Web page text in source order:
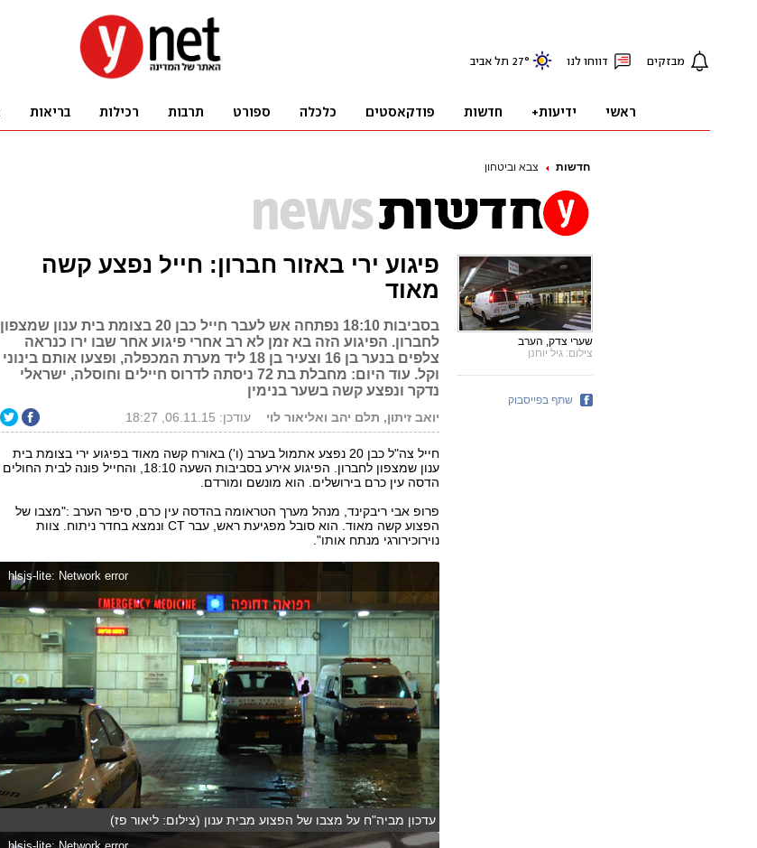
חדשות צבא וביטחון
פיגוע ירי באזור חברון: חייל נפצע קשה
מאוד
בסביבות 18:10 נפתחה אש לעבר חייל כבן 20 בצומת בית ענון שמצפון
לחברון. הפיגוע הזה בא זמן לא רב אחרי פיגוע אחר שבו ירו כנראה
צלפים בנער בן 16 וצעיר בן 18 ליד מערת המכפלה, ופצעו אותם בינוני
וקל. עוד היום: מחבלת בת 72 ניסתה לדרוס חיילים וחוסלה, ישראלי
נדקר ונפצע קשה בשער בנימין
יואב זיתון, תלם יהב ואליאור לוי עודכן: 06.11.15, 18:27
חייל צה"ל כבן 20 נפצע אתמול בערב (ו') באורח קשה מאוד בפיגוע ירי בצומת בית
ענון שמצפון לחברון. הפיגוע אירע בסביבות השעה 18:10, והחייל פונה לבית החולים
הדסה עין כרם בירושלים. הוא מונשם ומורדם.
פרופ אבי ריבקינד, מנהל מערך הטראומה בהדסה עין כרם, סיפר הערב :"מצבו של
הפצוע קשה מאוד. הוא סובל מפגיעת ראש, עבר CT ונמצא בחדר ניתוח. צוות
נוירוכירורגי מנתח אותו".
hlsjs-lite: Network error
עדכון מביה"ח על מצבו של הפצוע מבית ענון (צילום: ליאור פז)
שערי צדק, הערב
צילום: גיל יוחנן
שתף בפייסבוק